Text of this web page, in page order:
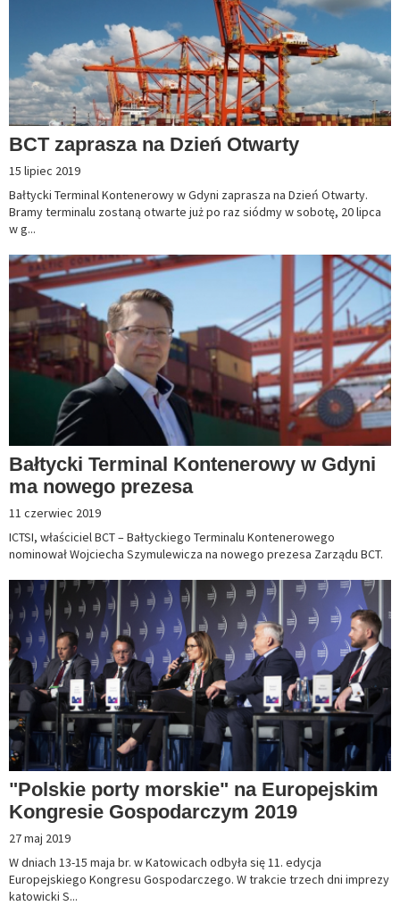
BCT zaprasza na Dzień Otwarty
15 lipiec 2019
Bałtycki Terminal Kontenerowy w Gdyni zaprasza na Dzień Otwarty.
Bramy terminalu zostaną otwarte już po raz siódmy w sobotę, 20 lipca
w g...
Bałtycki Terminal Kontenerowy w Gdyni
ma nowego prezesa
11 czerwiec 2019
ICTSI, właściciel BCT – Bałtyckiego Terminalu Kontenerowego
nominował Wojciecha Szymulewicza na nowego prezesa Zarządu BCT.
"Polskie porty morskie" na Europejskim
Kongresie Gospodarczym 2019
27 maj 2019
W dniach 13-15 maja br. w Katowicach odbyła się 11. edycja
Europejskiego Kongresu Gospodarczego. W trakcie trzech dni imprezy
katowicki S...